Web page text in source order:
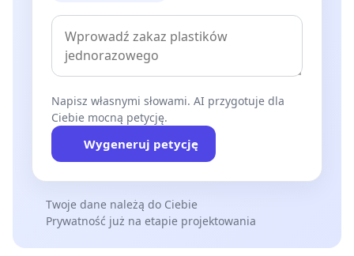
Napisz własnymi słowami. AI przygotuje dla
Ciebie mocną petycję.
Wygeneruj petycję
Twoje dane należą do Ciebie
Prywatność już na etapie projektowania